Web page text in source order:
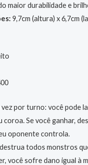
maior durabilidade e
9,7cm (altura) x 6,7cm
por turno: você pode
coroa. Se você ganhar,
oponente controla.
todos monstros
você sofre dano igual à